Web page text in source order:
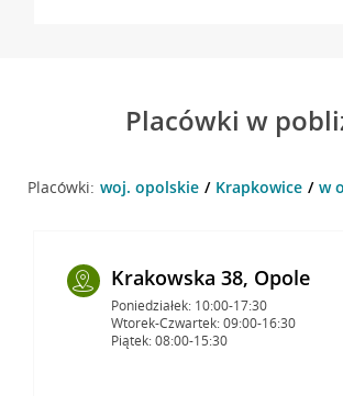
Placówki w
Placówki: woj. opolskie Krapkowice w
Krakowska 38, Opole
Poniedziałek: 10:00-17:30
Wtorek-Czwartek: 09:00-16:30
Piątek: 08:00-15:30